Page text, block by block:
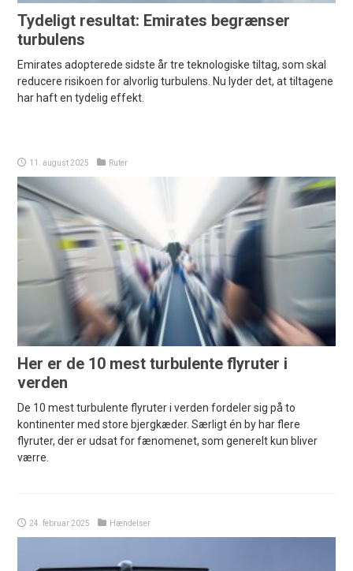
Tydeligt resultat: Emirates begrænser
turbulens
Emirates adopterede sidste år tre teknologiske tiltag, som skal
reducere risikoen for alvorlig turbulens. Nu lyder det, at tiltagene
har haft en tydelig effekt.
11. august 2025 Ruter
Her er de 10 mest turbulente flyruter i
verden
De 10 mest turbulente flyruter i verden fordeler sig på to
kontinenter med store bjergkæder. Særligt én by har flere
flyruter, der er udsat for fænomenet, som generelt kun bliver
værre.
24. februar 2025 Hændelser